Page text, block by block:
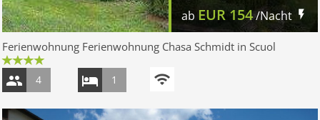
ab EUR 154/Nacht
Ferienwohnung Ferienwohnung Chasa Schmidt in Scuol
4 1